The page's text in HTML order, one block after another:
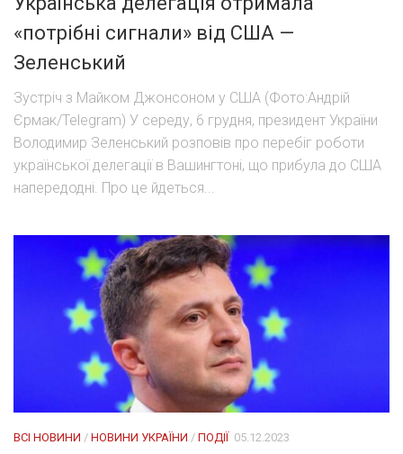
«потрібні сигнали» від США —
Зеленський
Зустріч з Майком Джонсоном у США (Фото:Андрій
Єрмак/Telegram) У середу, 6 грудня, президент України
Володимир Зеленський розповів про перебіг роботи
української делегації в Вашингтоні, що прибула до США
напередодні. Про це йдеться...
ВСІ НОВИНИ / НОВИНИ УКРАЇНИ / ПОДІЇ 05.12.2023